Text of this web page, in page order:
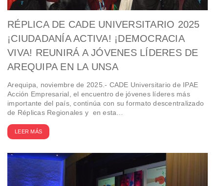
RÉPLICA DE CADE UNIVERSITARIO 2025
¡CIUDADANÍA ACTIVA! ¡DEMOCRACIA
VIVA! REUNIRÁ A JÓVENES LÍDERES DE
AREQUIPA EN LA UNSA
Arequipa, noviembre de 2025.- CADE Universitario de IPAE
Acción Empresarial, el encuentro de jóvenes líderes más
importante del país, continúa con su formato descentralizado
de Réplicas Regionales y en esta…
LEER MÁS